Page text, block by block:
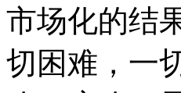
市场化的结
切困难，一